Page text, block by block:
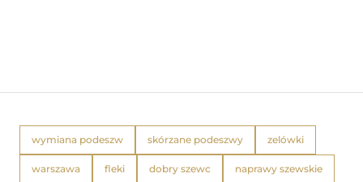
wymiana podeszw skórzane podeszwy zelówki
warszawa fleki dobry szewc naprawy szewskie